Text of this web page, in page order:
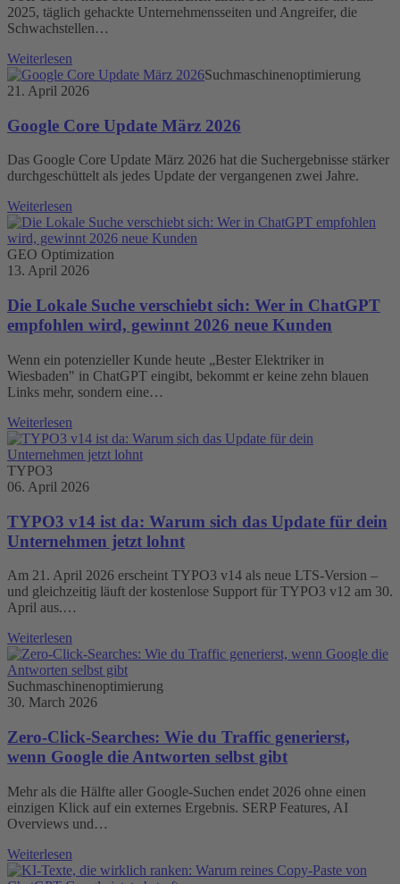
2025, täglich gehackte Unternehmensseiten und Angreifer, die
Schwachstellen…
Weiterlesen
Suchmaschinenoptimierung
21. April 2026
Google Core Update März 2026
Das Google Core Update März 2026 hat die Suchergebnisse stärker
durchgeschüttelt als jedes Update der vergangenen zwei Jahre.
Weiterlesen
GEO Optimization
13. April 2026
Die Lokale Suche verschiebt sich: Wer in ChatGPT
empfohlen wird, gewinnt 2026 neue Kunden
Wenn ein potenzieller Kunde heute „Bester Elektriker in
Wiesbaden" in ChatGPT eingibt, bekommt er keine zehn blauen
Links mehr, sondern eine…
Weiterlesen
TYPO3
06. April 2026
TYPO3 v14 ist da: Warum sich das Update für dein
Unternehmen jetzt lohnt
Am 21. April 2026 erscheint TYPO3 v14 als neue LTS-Version –
und gleichzeitig läuft der kostenlose Support für TYPO3 v12 am 30.
April aus.…
Weiterlesen
Suchmaschinenoptimierung
30. March 2026
Zero-Click-Searches: Wie du Traffic generierst,
wenn Google die Antworten selbst gibt
Mehr als die Hälfte aller Google-Suchen endet 2026 ohne einen
einzigen Klick auf ein externes Ergebnis. SERP Features, AI
Overviews und…
Weiterlesen